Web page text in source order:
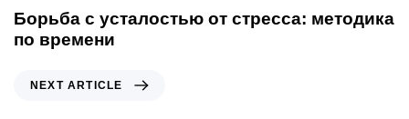
Борьба с усталостью от стресса: методика
по времени
NEXT ARTICLE